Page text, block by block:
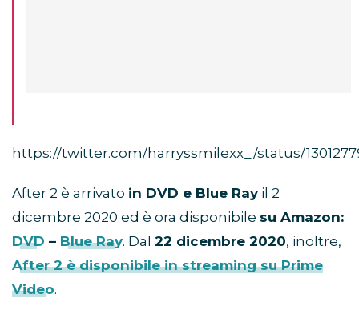
https://twitter.com/harryssmilexx_/status/
After 2 è arrivato in DVD e Blue Rayil 2
dicembre 2020 ed è ora disponibile su Amazon:
DVD – Blue Ray. Dal 22 dicembre 2020, inoltre,
After 2 è disponibile in streaming su Prime
Video.